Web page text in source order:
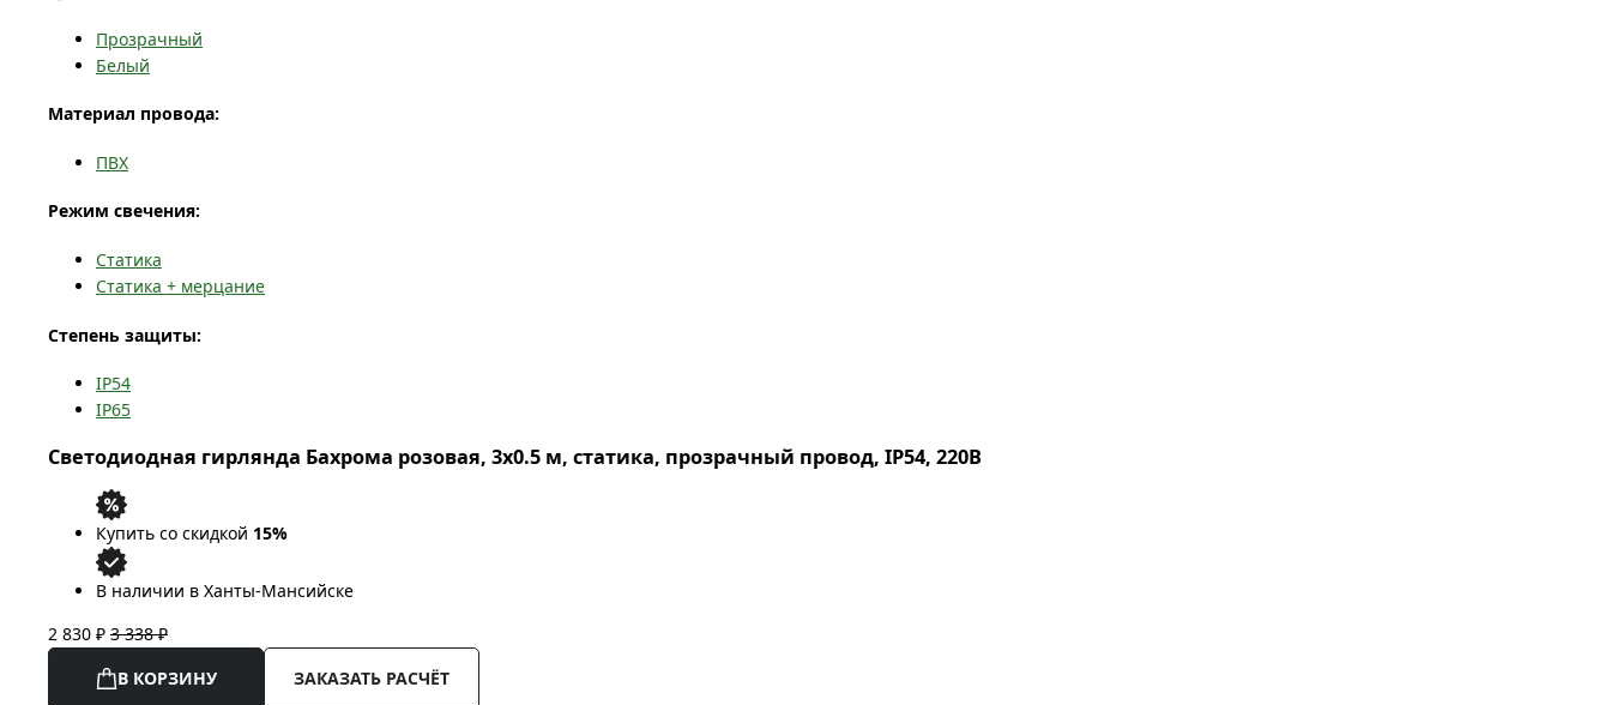
Прозрачный
Белый
Материал провода:
ПВХ
Режим свечения:
Статика
Статика + мерцание
Степень защиты:
IP54
IP65
Светодиодная гирлянда Бахрома розовая, 3x0.5 м, статика, прозрачный провод, IP54, 220В
Купить со скидкой 15%
В наличии в Ханты-Мансийске
2 830 ₽ 3 338 ₽
В КОРЗИНУ
ЗАКАЗАТЬ РАСЧЁТ